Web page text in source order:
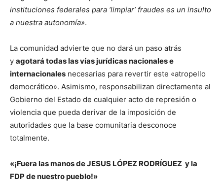
instituciones federales para ‘limpiar’ fraudes es un insulto
a nuestra autonomía».
La comunidad advierte que no dará un paso atrás
y agotará todas las vías jurídicas nacionales e
internacionales necesarias para revertir este «atropello
democrático». Asimismo, responsabilizan directamente al
Gobierno del Estado de cualquier acto de represión o
violencia que pueda derivar de la imposición de
autoridades que la base comunitaria desconoce
totalmente.
«¡Fuera las manos de JESUS LÓPEZ RODRÍGUEZ y la
FDP de nuestro pueblo!»